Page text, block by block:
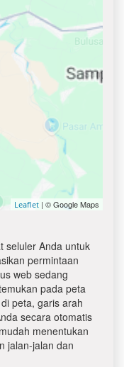
Leaflet | © Google Maps
seluler Anda untuk
permintaan
web sedang
pada peta
peta, garis arah
secara otomatis
menentukan
jalan-jalan dan